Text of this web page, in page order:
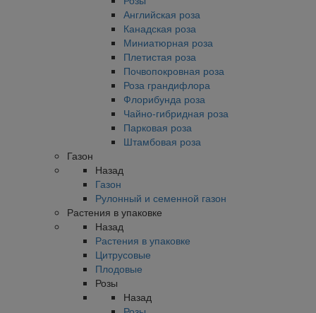
Английская роза
Канадская роза
Миниатюрная роза
Плетистая роза
Почвопокровная роза
Роза грандифлора
Флорибунда роза
Чайно-гибридная роза
Парковая роза
Штамбовая роза
Газон
Назад
Газон
Рулонный и семенной газон
Растения в упаковке
Назад
Растения в упаковке
Цитрусовые
Плодовые
Розы
Назад